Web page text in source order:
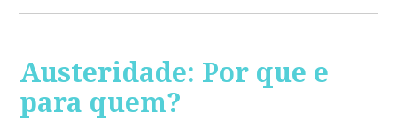
Austeridade: Por que e
para quem?